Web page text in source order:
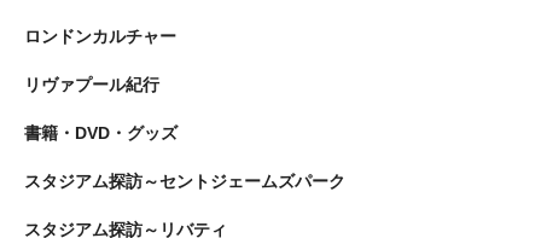
ロンドンカルチャー
リヴァプール紀行
書籍・DVD・グッズ
スタジアム探訪～セントジェームズパーク
スタジアム探訪～リバティ